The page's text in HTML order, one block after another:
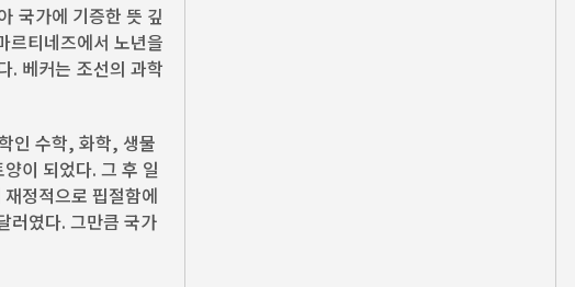
국가에 기증한 뜻 깊
르티네즈에서 노년을
. 베커는 조선의 과학
인 수학, 화학, 생물
이 되었다. 그 후 일
정적으로 핍절함에
러였다. 그만큼 국가